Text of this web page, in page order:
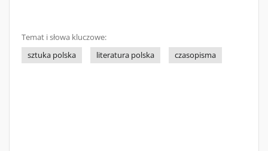
Temat i słowa kluczowe:
sztuka polska
literatura polska czasopisma